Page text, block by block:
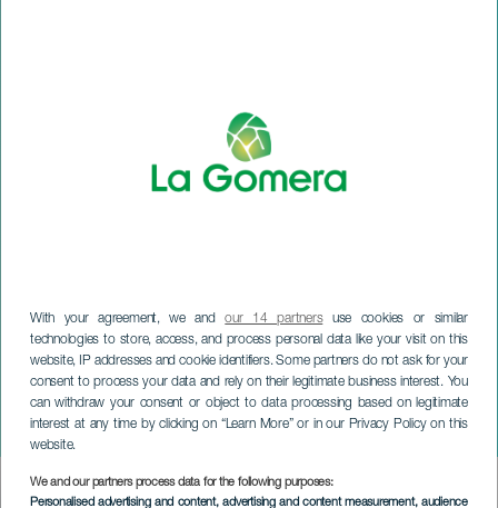
With your agreement, we andour 14 partnersuse cookies or similar
technologies to store, access, and process personal data like your visit on this
website, IP addresses and cookie identifiers. Some partners do not ask for your
consent to process your data and rely on their legitimate business interest. You
can withdraw your consent or object to data processing based on legitimate
interest at any time by clicking on “Learn More” or in our Privacy Policy on this
website.
We and our partners process data for the following purposes:
Personalised advertising and content, advertising and content measurement, audience
Journée portes ouvertes
du CEMAJ
LA GOMERA
Imagen